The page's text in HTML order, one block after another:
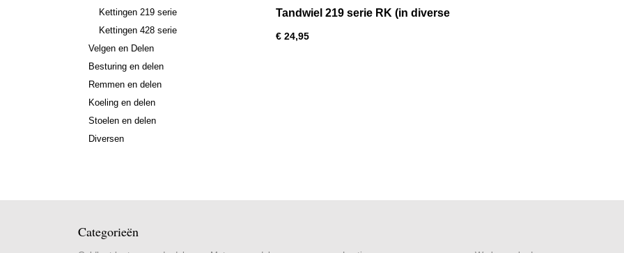
Kettingen 219 serie
Kettingen 428 serie
Velgen en Delen
Besturing en delen
Remmen en delen
Koeling en delen
Stoelen en delen
Diversen
Tandwiel 219 serie RK (in diverse
€ 24,95
Categorieën